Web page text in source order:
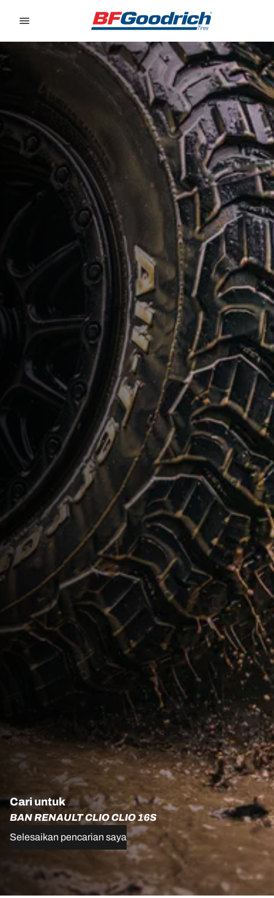
Cari untuk
BAN RENAULT CLIO CLIO 16S
Selesaikan pencarian saya